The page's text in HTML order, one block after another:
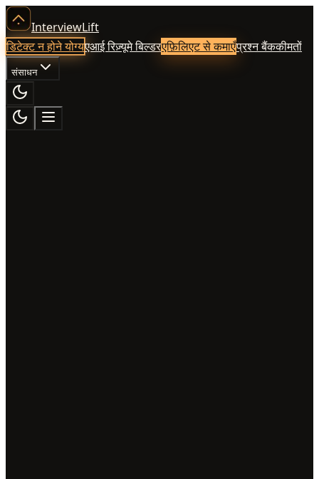
InterviewLift
डिटेक्ट न होने योग्यएआई रिज़्यूमे बिल्डरएफ़िलिएट से कमाएँप्रश्न बैंककीमतों
संसाधन